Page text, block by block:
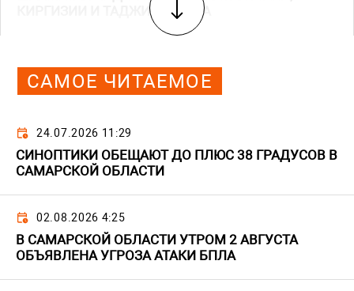
КИРГИЗИИ И ТАДЖИКИСТАНА
САМОЕ ЧИТАЕМОЕ
24.07.2026 11:29
СИНОПТИКИ ОБЕЩАЮТ ДО ПЛЮС 38 ГРАДУСОВ В
САМАРСКОЙ ОБЛАСТИ
02.08.2026 4:25
В САМАРСКОЙ ОБЛАСТИ УТРОМ 2 АВГУСТА
ОБЪЯВЛЕНА УГРОЗА АТАКИ БПЛА